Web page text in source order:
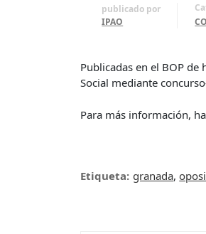
publicado por
IPAO
Publicadas en el BOP
Social mediante
Para más información,
Etiqueta: granada,